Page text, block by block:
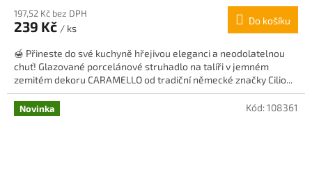
produktu
je
z
5
hvězdiček.
197,52 Kč bez DPH
239 Kč / ks
Do košíku
🍯 Přineste do své kuchyně hřejivou eleganci a neodolatelnou
chuť! Glazované porcelánové struhadlo na talíři v jemném
zemitém dekoru CARAMELLO od tradiční německé značky Cilio...
Novinka Kód:108361